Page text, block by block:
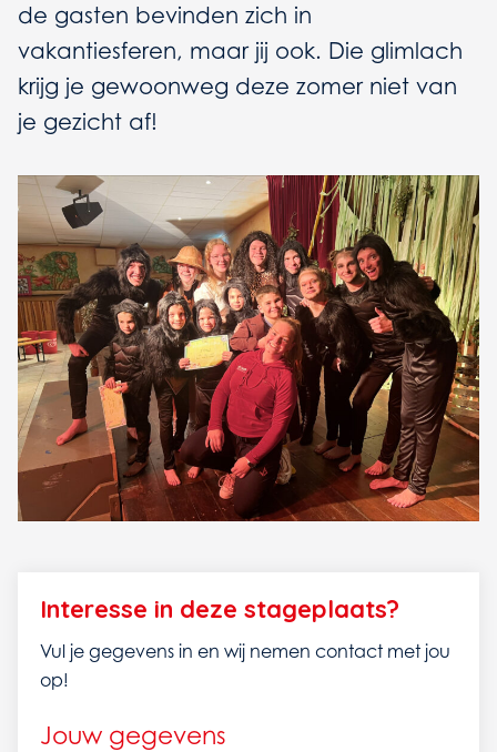
de gasten bevinden zich in
vakantiesferen, maar jij ook. Die glimlach
krijg je gewoonweg deze zomer niet van
je gezicht af!
Interesse in deze stageplaats?
Vul je gegevens in en wij nemen contact met jou
op!
Jouw gegevens